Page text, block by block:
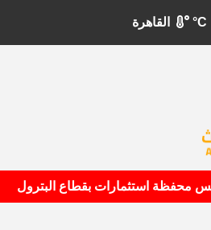
°C
محفظة استثمارات بقطاع البترول